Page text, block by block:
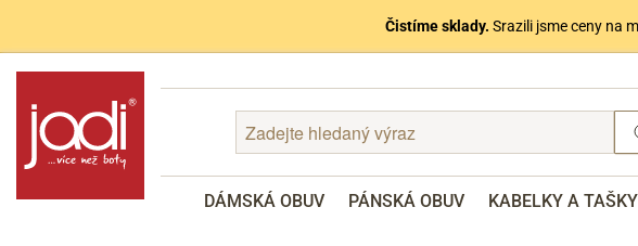
Čistíme sklady. Srazili jsme ceny na
DÁMSKÁ OBUV PÁNSKÁ OBUV KABELKY A TAŠKY